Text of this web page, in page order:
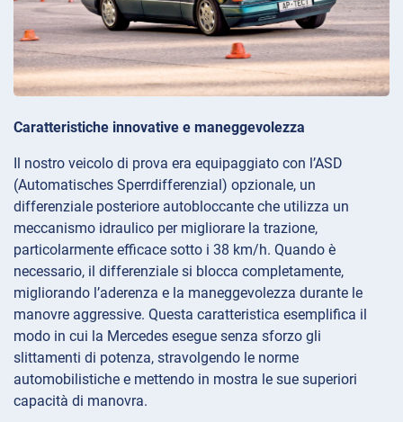
Caratteristiche innovative e maneggevolezza
Il nostro veicolo di prova era equipaggiato con l’ASD
(Automatisches Sperrdifferenzial) opzionale, un
differenziale posteriore autobloccante che utilizza un
meccanismo idraulico per migliorare la trazione,
particolarmente efficace sotto i 38 km/h. Quando è
necessario, il differenziale si blocca completamente,
migliorando l’aderenza e la maneggevolezza durante le
manovre aggressive. Questa caratteristica esemplifica il
modo in cui la Mercedes esegue senza sforzo gli
slittamenti di potenza, stravolgendo le norme
automobilistiche e mettendo in mostra le sue superiori
capacità di manovra.